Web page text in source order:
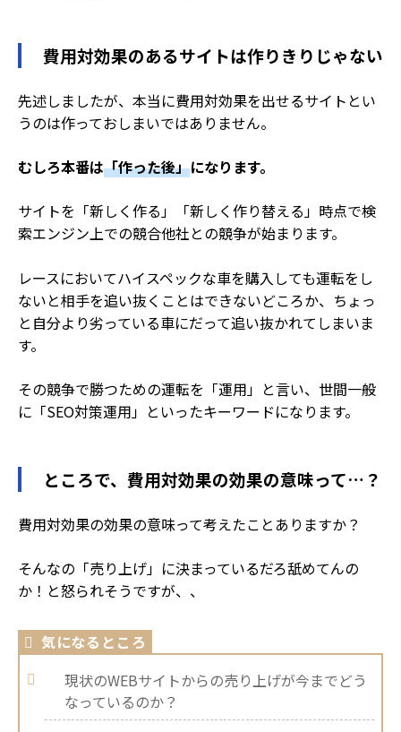
費用対効果のあるサイトは作りきりじゃない
先述しましたが、本当に費用対効果を出せるサイトとい
うのは作っておしまいではありません。
むしろ本番は「作った後」になります。
サイトを「新しく作る」「新しく作り替える」時点で検
索エンジン上での競合他社との競争が始まります。
レースにおいてハイスペックな車を購入しても運転をし
ないと相手を追い抜くことはできないどころか、ちょっ
と自分より劣っている車にだって追い抜かれてしまいま
す。
その競争で勝つための運転を「運用」と言い、世間一般
に「SEO対策運用」といったキーワードになります。
ところで、費用対効果の効果の意味って…？
費用対効果の効果の意味って考えたことありますか？
そんなの「売り上げ」に決まっているだろ舐めてんの
か！と怒られそうですが、、
気になるところ
現状のWEBサイトからの売り上げが今までどう
なっているのか？